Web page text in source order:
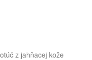
z jahňacej kože